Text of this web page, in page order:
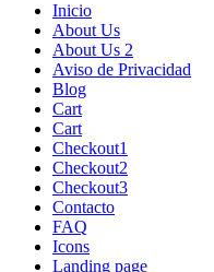
Inicio
About Us
About Us 2
Aviso de Privacidad
Blog
Cart
Cart
Checkout1
Checkout2
Checkout3
Contacto
FAQ
Icons
Landing page